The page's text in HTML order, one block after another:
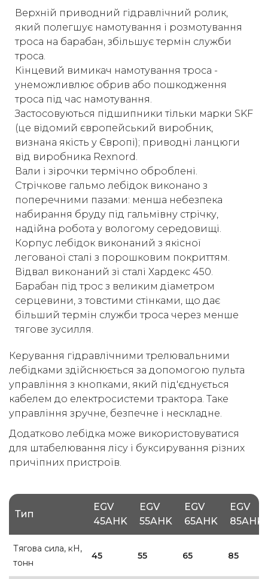
Верхній приводний гідравлічний ролик,
який полегшує намотування і розмотування
троса на барабан, збільшує термін служби
троса.
Кінцевий вимикач намотування троса -
унеможливлює обрив або пошкодження
троса під час намотування.
Застосовуються підшипники тільки марки SKF
(це відомий європейський виробник,
визнана якість у Європі); приводні ланцюги
від виробника Rexnord.
Вали і зірочки термічно оброблені.
Стрічкове гальмо лебідок виконано з
поперечними пазами: менша небезпека
набирання бруду під гальмівну стрічку,
надійна робота у вологому середовищі.
Корпус лебідок виконаний з якісної
легованої сталі з порошковим покриттям.
Відвал виконаний зі сталі Хардекс 450.
Барабан під трос з великим діаметром
серцевини, з товстими стінками, що дає
більший термін служби троса через менше
тягове зусилля.
Керування гідравлічними трелювальними
лебідками здійснюється за допомогою пульта
управління з кнопками, який під'єднується
кабелем до електросистеми трактора. Таке
управління зручне, безпечне і нескладне.
Додатково лебідка може використовуватися
для штабелювання лісу і буксирування різних
причіпних пристроїв.
Тип
EGV
45AHK
EGV
55AHK
EGV
65AHK
EGV
85AHK
Тягова сила, кН,
тонн
45 55 65 85